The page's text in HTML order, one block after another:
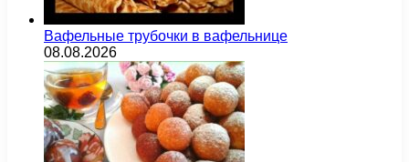
Вафельные трубочки в вафельнице
08.08.2026